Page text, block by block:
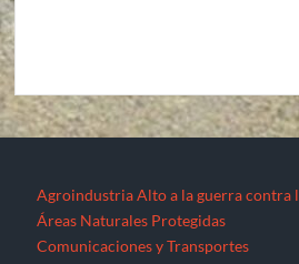
Agroindustria Alto a la guerra contra
Áreas Naturales Protegidas
Comunicaciones y Transportes